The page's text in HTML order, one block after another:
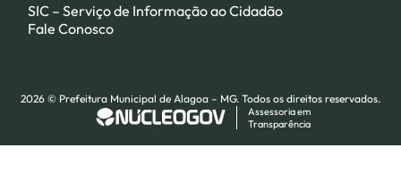
SIC – Serviço de Informação ao Cidadão
Fale Conosco
2026 © Prefeitura Municipal de Alagoa – MG. Todos os direitos reservados.
Assessoria em
Transparência